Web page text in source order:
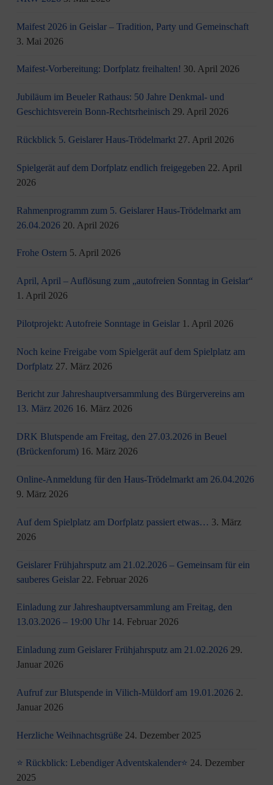
Maifest 2026 in Geislar – Tradition, Party und Gemeinschaft
3. Mai 2026
Maifest-Vorbereitung: Dorfplatz freihalten! 30. April 2026
Jubiläum im Beueler Rathaus: 50 Jahre Denkmal- und
Geschichtsverein Bonn-Rechtsrheinisch 29. April 2026
Rückblick 5. Geislarer Haus-Trödelmarkt 27. April 2026
Spielgerät auf dem Dorfplatz endlich freigegeben 22. April
2026
Rahmenprogramm zum 5. Geislarer Haus-Trödelmarkt am
26.04.2026 20. April 2026
Frohe Ostern 5. April 2026
April, April – Auflösung zum „autofreien Sonntag in Geislar“
1. April 2026
Pilotprojekt: Autofreie Sonntage in Geislar 1. April 2026
Noch keine Freigabe vom Spielgerät auf dem Spielplatz am
Dorfplatz 27. März 2026
Bericht zur Jahreshauptversammlung des Bürgervereins am
13. März 2026 16. März 2026
DRK Blutspende am Freitag, den 27.03.2026 in Beuel
(Brückenforum) 16. März 2026
Online-Anmeldung für den Haus-Trödelmarkt am 26.04.2026
9. März 2026
Auf dem Spielplatz am Dorfplatz passiert etwas… 3. März
2026
Geislarer Frühjahrsputz am 21.02.2026 – Gemeinsam für ein
sauberes Geislar 22. Februar 2026
Einladung zur Jahreshauptversammlung am Freitag, den
13.03.2026 – 19:00 Uhr 14. Februar 2026
Einladung zum Geislarer Frühjahrsputz am 21.02.2026 29.
Januar 2026
Aufruf zur Blutspende in Vilich-Müldorf am 19.01.2026 2.
Januar 2026
Herzliche Weihnachtsgrüße 24. Dezember 2025
⭐ Rückblick: Lebendiger Adventskalender⭐ 24. Dezember
2025